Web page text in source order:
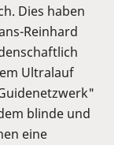
Dies haben
Reinhard
Ultralauf
blinde und
eine